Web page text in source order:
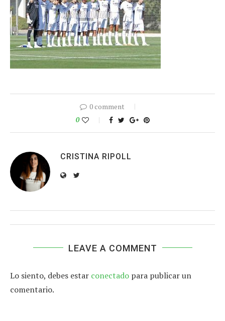
0 comment
0
CRISTINA RIPOLL
LEAVE A COMMENT
Lo siento, debes estar conectado para publicar un
comentario.